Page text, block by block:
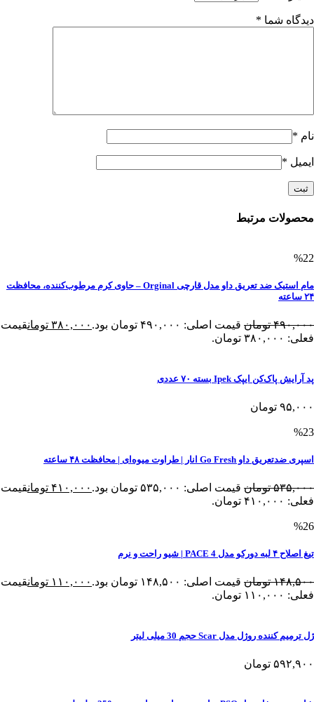
دیدگاه شما *
نام *
ایمیل *
محصولات مرتبط
%22
مام استیک ضد تعریق داو مدل قارچی Orginal – حاوی کرم مرطوب‌کننده، محافظت
۲۴ ساعته
۴۹۰,۰۰۰ تومان قیمت اصلی: ۴۹۰,۰۰۰ تومان بود. ۳۸۰,۰۰۰ تومانقیمت
فعلی: ۳۸۰,۰۰۰ تومان.
پد آرایش پاک‌کن ایپک Ipek بسته ۷۰ عددی
۹۵,۰۰۰ تومان
%23
اسپری ضدتعریق داو Go Fresh انار | طراوت میوه‌ای | محافظت ۴۸ ساعته
۵۳۵,۰۰۰ تومان قیمت اصلی: ۵۳۵,۰۰۰ تومان بود. ۴۱۰,۰۰۰ تومانقیمت
فعلی: ۴۱۰,۰۰۰ تومان.
%26
تیغ اصلاح ۴ لبه دورکو مدل PACE 4 | شیو راحت و نرم
۱۴۸,۵۰۰ تومان قیمت اصلی: ۱۴۸,۵۰۰ تومان بود. ۱۱۰,۰۰۰ تومانقیمت
فعلی: ۱۱۰,۰۰۰ تومان.
ژل ترمیم کننده روژل مدل Scar حجم 30 میلی لیتر
۵۹۲,۹۰۰ تومان